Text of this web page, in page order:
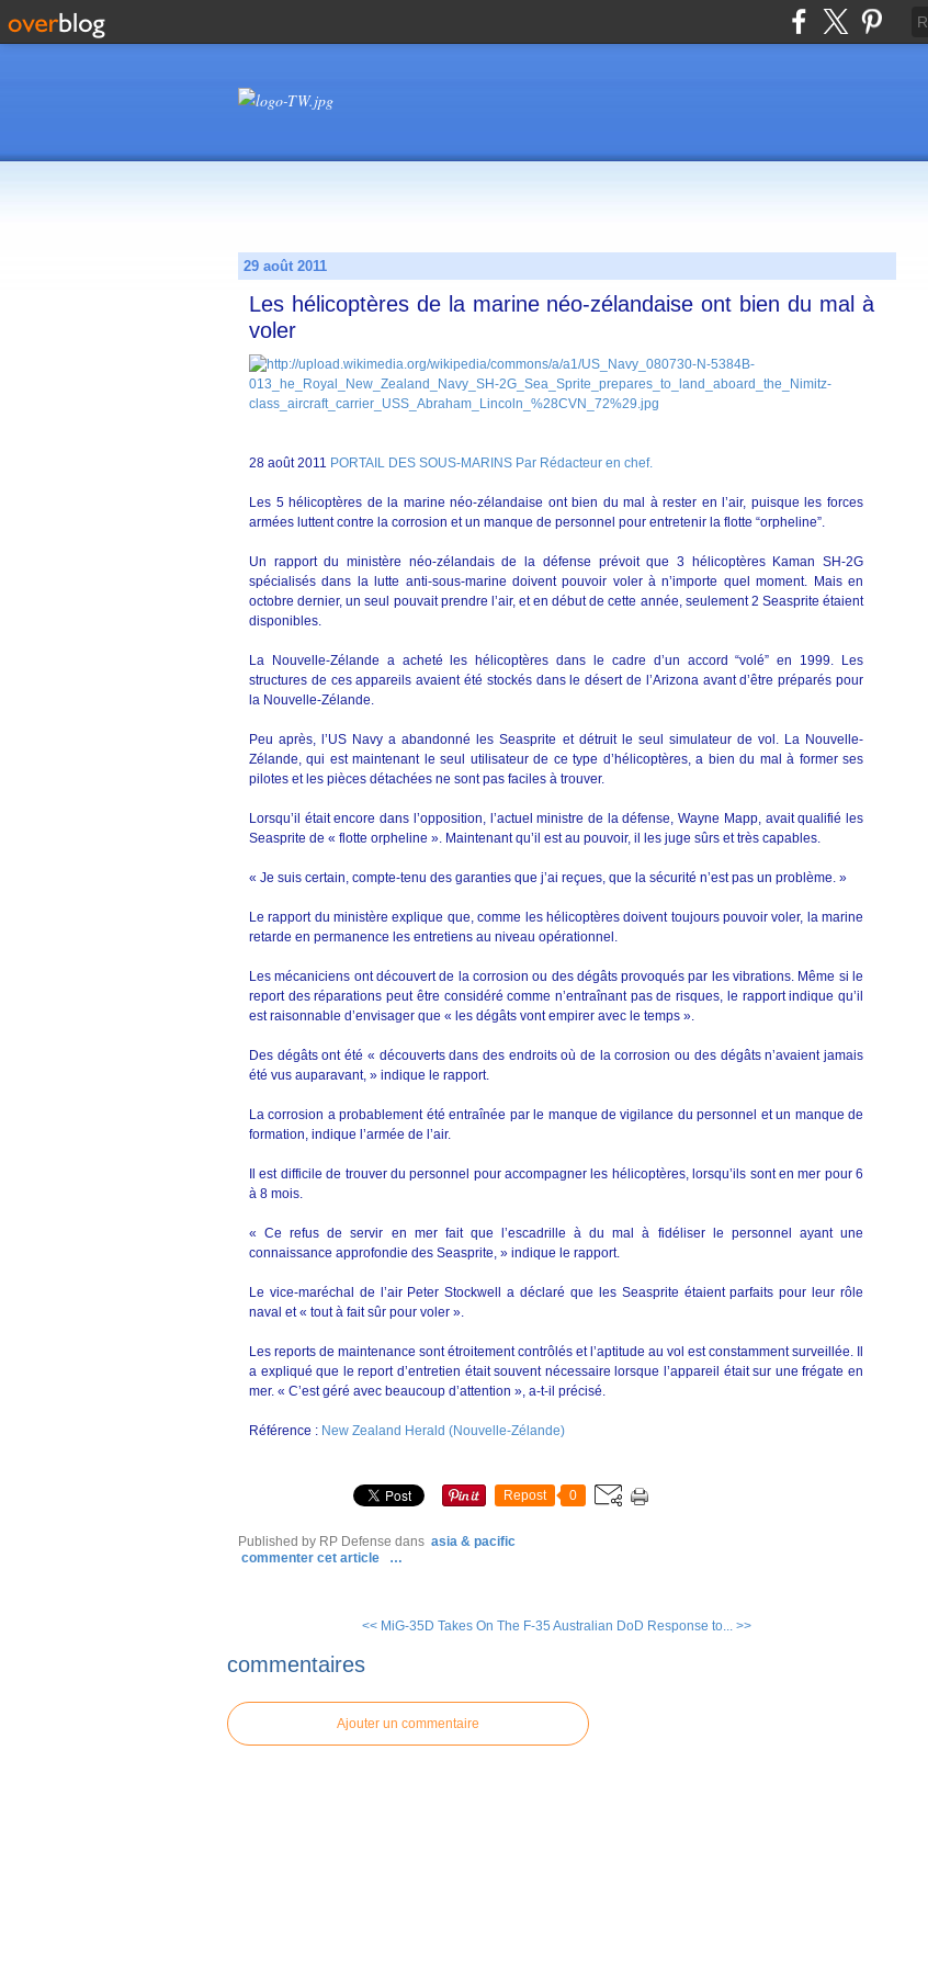
29 août 2011
Les hélicoptères de la marine néo-zélandaise ont bien du mal à
voler
28 août 2011 PORTAIL DES SOUS-MARINS Par Rédacteur en chef.
Les 5 hélicoptères de la marine néo-zélandaise ont bien du mal à rester en l’air, puisque les forces
armées luttent contre la corrosion et un manque de personnel pour entretenir la flotte “orpheline”.
Un rapport du ministère néo-zélandais de la défense prévoit que 3 hélicoptères Kaman SH-2G
spécialisés dans la lutte anti-sous-marine doivent pouvoir voler à n’importe quel moment. Mais en
octobre dernier, un seul pouvait prendre l’air, et en début de cette année, seulement 2 Seasprite étaient
disponibles.
La Nouvelle-Zélande a acheté les hélicoptères dans le cadre d’un accord “volé” en 1999. Les
structures de ces appareils avaient été stockés dans le désert de l’Arizona avant d’être préparés pour
la Nouvelle-Zélande.
Peu après, l’US Navy a abandonné les Seasprite et détruit le seul simulateur de vol. La Nouvelle-
Zélande, qui est maintenant le seul utilisateur de ce type d’hélicoptères, a bien du mal à former ses
pilotes et les pièces détachées ne sont pas faciles à trouver.
Lorsqu’il était encore dans l’opposition, l’actuel ministre de la défense, Wayne Mapp, avait qualifié les
Seasprite de « flotte orpheline ». Maintenant qu’il est au pouvoir, il les juge sûrs et très capables.
« Je suis certain, compte-tenu des garanties que j’ai reçues, que la sécurité n’est pas un problème. »
Le rapport du ministère explique que, comme les hélicoptères doivent toujours pouvoir voler, la marine
retarde en permanence les entretiens au niveau opérationnel.
Les mécaniciens ont découvert de la corrosion ou des dégâts provoqués par les vibrations. Même si le
report des réparations peut être considéré comme n’entraînant pas de risques, le rapport indique qu’il
est raisonnable d’envisager que « les dégâts vont empirer avec le temps ».
Des dégâts ont été « découverts dans des endroits où de la corrosion ou des dégâts n’avaient jamais
été vus auparavant, » indique le rapport.
La corrosion a probablement été entraînée par le manque de vigilance du personnel et un manque de
formation, indique l’armée de l’air.
Il est difficile de trouver du personnel pour accompagner les hélicoptères, lorsqu’ils sont en mer pour 6
à 8 mois.
« Ce refus de servir en mer fait que l’escadrille à du mal à fidéliser le personnel ayant une
connaissance approfondie des Seasprite, » indique le rapport.
Le vice-maréchal de l’air Peter Stockwell a déclaré que les Seasprite étaient parfaits pour leur rôle
naval et « tout à fait sûr pour voler ».
Les reports de maintenance sont étroitement contrôlés et l’aptitude au vol est constamment surveillée. Il
a expliqué que le report d’entretien était souvent nécessaire lorsque l’appareil était sur une frégate en
mer. « C’est géré avec beaucoup d’attention », a-t-il précisé.
Référence : New Zealand Herald (Nouvelle-Zélande)
Repost 0
Published by RP Defense dans asia & pacific
commenter cet article
…
<< MiG-35D Takes On The F-35 Australian DoD Response to... >>
commentaires
Ajouter un commentaire